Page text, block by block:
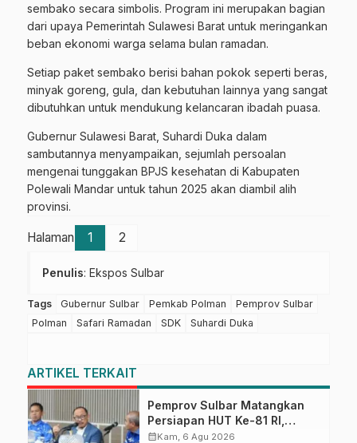
sembako secara simbolis. Program ini merupakan bagian
dari upaya Pemerintah Sulawesi Barat untuk meringankan
beban ekonomi warga selama bulan ramadan.
Setiap paket sembako berisi bahan pokok seperti beras,
minyak goreng, gula, dan kebutuhan lainnya yang sangat
dibutuhkan untuk mendukung kelancaran ibadah puasa.
Gubernur Sulawesi Barat, Suhardi Duka dalam
sambutannya menyampaikan, sejumlah persoalan
mengenai tunggakan BPJS kesehatan di Kabupaten
Polewali Mandar untuk tahun 2025 akan diambil alih
provinsi.
Halaman 1 2
Penulis: Ekspos Sulbar
Tags Gubernur Sulbar Pemkab Polman
Pemprov Sulbar
Polman
Safari Ramadan SDK Suhardi Duka
ARTIKEL TERKAIT
Pemprov Sulbar Matangkan
Persiapan HUT Ke-81 RI,
Puncak Upacara di Lapangan
calendar_monthKam, 6 Agu 2026